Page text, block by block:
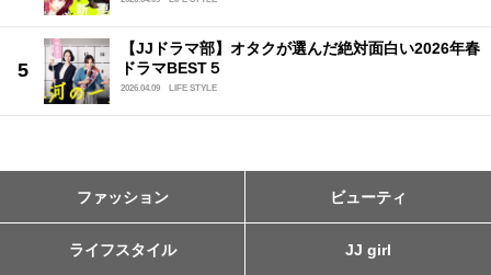
【JJドラマ部】オタクが選んだ絶対面白い2026年春
ドラマBEST５
2026.04.09 LIFE STYLE
ファッション ビューティ
ライフスタイル JJ girl